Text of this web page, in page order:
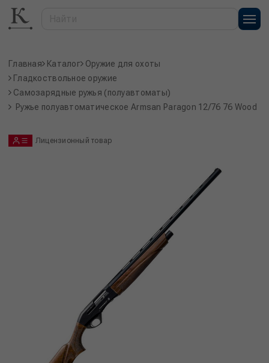
Главная Каталог Оружие для охоты
Гладкоствольное оружие
Самозарядные ружья (полуавтоматы)
Ружье полуавтоматическое Armsan Paragon 12/76 76 Wood
Лицензионный товар